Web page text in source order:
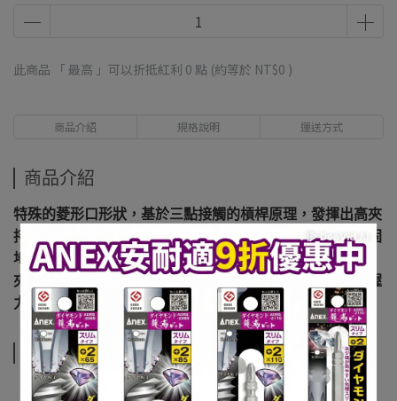
此商品 「 最高 」可以折抵紅利 0 點 (約等於 NT$0 )
商品介紹 規格說明 運送方式
商品介紹
特殊的菱形口形狀，基於三點接觸的槓桿原理，發揮出高夾
持力，並且通過與管道和螺栓的自鎖，可以用較小的力牢固
地夾持。
夾具採用感應淬火處理，以保持優異的耐磨性和牢固的抓握
力。
規格說明